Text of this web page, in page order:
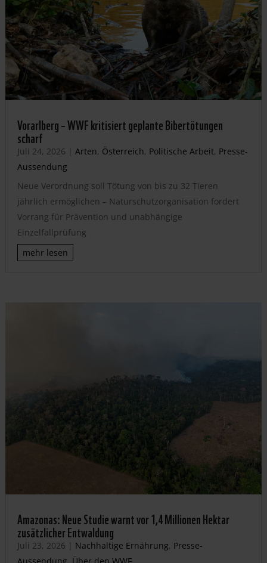
Vorarlberg – WWF kritisiert geplante Bibertötungen
scharf
Juli 24, 2026 | Arten, Österreich, Politische Arbeit, Presse-
Aussendung
Neue Verordnung soll Tötung von bis zu 32 Tieren
jährlich ermöglichen – Naturschutzorganisation fordert
Vorrang für Prävention und unabhängige
Einzelfallprüfung
mehr lesen
Amazonas: Neue Studie warnt vor 1,4 Millionen Hektar
zusätzlicher Entwaldung
Juli 23, 2026 | Nachhaltige Ernährung, Presse-